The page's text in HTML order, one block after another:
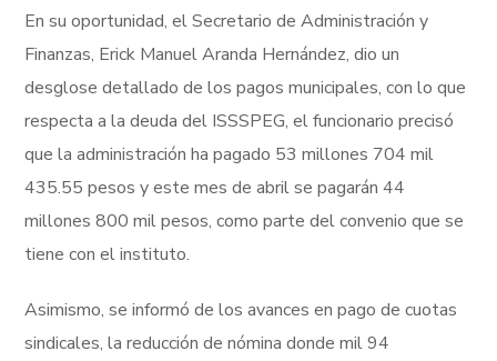
En su oportunidad, el Secretario de Administración y
Finanzas, Erick Manuel Aranda Hernández, dio un
desglose detallado de los pagos municipales, con lo que
respecta a la deuda del ISSSPEG, el funcionario precisó
que la administración ha pagado 53 millones 704 mil
435.55 pesos y este mes de abril se pagarán 44
millones 800 mil pesos, como parte del convenio que se
tiene con el instituto.
Asimismo, se informó de los avances en pago de cuotas
sindicales, la reducción de nómina donde mil 94